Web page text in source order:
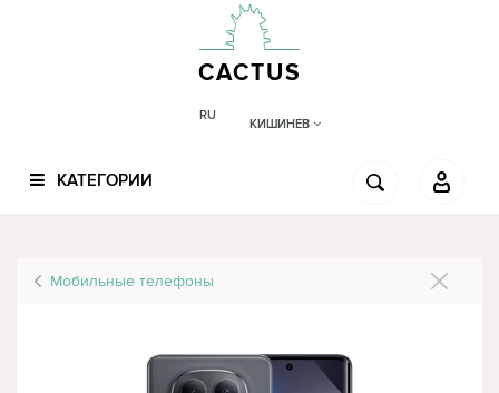
CACTUS
RU
КИШИНЕВ
КАТЕГОРИИ
Мобильные телефоны